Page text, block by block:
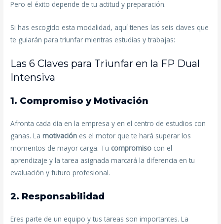
Pero el éxito depende de tu actitud y preparación.
Si has escogido esta modalidad, aquí tienes las seis claves que
te guiarán para triunfar mientras estudias y trabajas:
Las 6 Claves para Triunfar en la FP Dual
Intensiva
1. Compromiso y Motivación
Afronta cada día en la empresa y en el centro de estudios con
ganas. Lamotivación es el motor que te hará superar los
momentos de mayor carga. Tu compromiso con el
aprendizaje y la tarea asignada marcará la diferencia en tu
evaluación y futuro profesional.
2. Responsabilidad
Eres parte de un equipo y tus tareas son importantes. La